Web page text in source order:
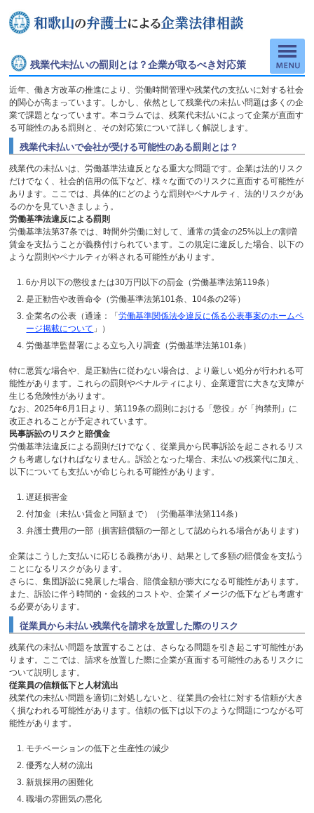
残業代未払いの罰則とは？企業が取るべき対応策
近年、働き方改革の推進により、労働時間管理や残業代の支払いに対する社会
的関心が高まっています。しかし、依然として残業代の未払い問題は多くの企
業で課題となっています。本コラムでは、残業代未払いによって企業が直面す
る可能性のある罰則と、その対応策について詳しく解説します。
残業代未払いで会社が受ける可能性のある罰則とは？
残業代の未払いは、労働基準法違反となる重大な問題です。企業は法的リスク
だけでなく、社会的信用の低下など、様々な面でのリスクに直面する可能性が
あります。ここでは、具体的にどのような罰則やペナルティ、法的リスクがあ
るのかを見ていきましょう。
労働基準法違反による罰則
労働基準法第37条では、時間外労働に対して、通常の賃金の25%以上の割増
賃金を支払うことが義務付けられています。この規定に違反した場合、以下の
ような罰則やペナルティが科される可能性があります。
6か月以下の懲役または30万円以下の罰金（労働基準法第119条）
是正勧告や改善命令（労働基準法第101条、 104条の2等）
企業名の公表（通達：「労働基準関係法令違反に係る公表事案のホームペ
ージ掲載について 」）
労働基準監督署による立ち入り調査（労働基準法第101条）
特に悪質な場合や、是正勧告に従わない場合は、より厳しい処分が行われる可
能性があります。これらの罰則やペナルティにより、企業運営に大きな支障が
生じる危険性があります。
なお、2025年6 月 1 日より、第119条の罰則における「懲役」が「拘禁刑」に
改正されることが予定されています。
民事訴訟のリスクと賠償金
労働基準法違反による罰則だけでなく、従業員から民事訴訟を起こされるリス
クも考慮しなければなりません。訴訟となった場合、未払いの残業代に加え、
以下についても支払いが命じられる可能性があります。
遅延損害金
付加金（未払い賃金と同額まで）（労働基準法第114条）
弁護士費用の一部（損害賠償額の一部として認められる場合があります）
企業はこうした支払いに応じる義務があり、結果として多額の賠償金を支払う
ことになるリスクがあります。
さらに、集団訴訟に発展した場合、賠償金額が膨大になる可能性があります。
また、訴訟に伴う時間的・金銭的コストや、企業イメージの低下なども考慮す
る必要があります。
従業員から未払い残業代を請求を放置した際のリスク
残業代の未払い問題を放置することは、さらなる問題を引き起こす可能性があ
ります。ここでは、請求を放置した際に企業が直面する可能性のあるリスクに
ついて説明します。
従業員の信頼低下と人材流出
残業代の未払い問題を適切に対処しないと、従業員の会社に対する信頼が大き
く損なわれる可能性があります。信頼の低下は以下のような問題につながる可
能性があります。
モチベーションの低下と生産性の減少
優秀な人材の流出
新規採用の困難化
職場の雰囲気の悪化